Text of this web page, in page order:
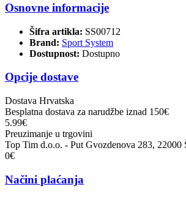
Osnovne informacije
Šifra artikla: SS00712
Brand: Sport System
Dostupnost: Dostupno
Opcije dostave
Dostava Hrvatska
Besplatna dostava za narudžbe iznad 150€
5.99€
Preuzimanje u trgovini
Top Tim d.o.o. - Put Gvozdenova 283, 22000
0€
Načini plaćanja